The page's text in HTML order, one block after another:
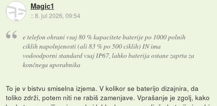
Magic1
::8. jul 2026, 09:54
e telefon ohrani vsaj 80 % kapacitete baterije po 1000 polnih
ciklih napolnjenosti (ali 83 % po 500 ciklih) IN ima
vodoodporni standard vsaj IP67, lahko baterija ostane zaprta za
končnega uporabnika
To je v bistvu smiselna izjema. V kolikor se baterijo dizajnira, da
toliko zdrži, potem niti ne rabiš zamenjave. Vprašanje je zgolj, kako